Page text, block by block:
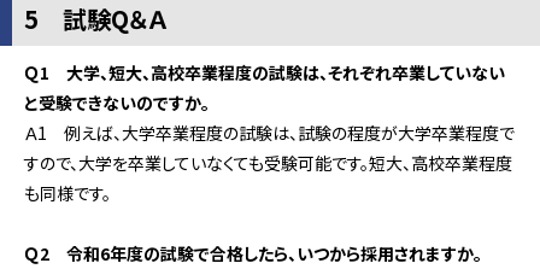
5 試験Q＆Ａ
Ｑ1 大学、短大、高校卒業程度の試験は、それぞれ卒業していない
と受験できないのですか。
Ａ1 例えば、大学卒業程度の試験は、試験の程度が大学卒業程度で
すので、大学を卒業していなくても受験可能です。短大、高校卒業程度
も同様です。
Ｑ2 令和6年度の試験で合格したら、いつから採用されますか。